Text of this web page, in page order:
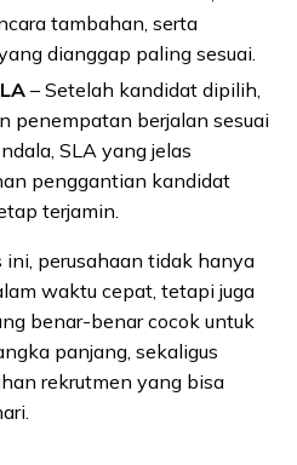
tambahan, serta
dianggap paling sesuai.
– Setelah kandidat dipilih,
penempatan berjalan sesuai
SLA yang jelas
penggantian kandidat
terjamin.
ini, perusahaan tidak hanya
waktu cepat, tetapi juga
benar-benar cocok untuk
panjang, sekaligus
rekrutmen yang bisa